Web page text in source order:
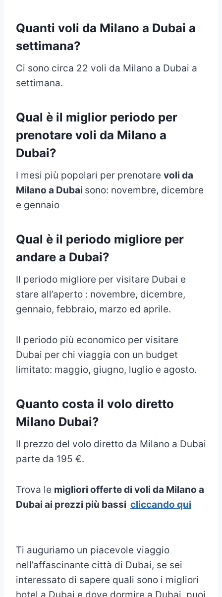
Quanti voli da Milano a Dubai a
settimana?
Ci sono circa 22 voli da Milano a Dubai a
settimana.
Qual è il miglior periodo per
prenotare voli da Milano a
Dubai?
I mesi più popolari per prenotare voli da
Milano a Dubai sono: novembre, dicembre
e gennaio
Qual è il periodo migliore per
andare a Dubai?
Il periodo migliore per visitare Dubai e
stare all’aperto : novembre, dicembre,
gennaio, febbraio, marzo ed aprile.
Il periodo più economico per visitare
Dubai per chi viaggia con un budget
limitato: maggio, giugno, luglio e agosto.
Quanto costa il volo diretto
Milano Dubai?
Il prezzo del volo diretto da Milano a Dubai
parte da 195 €.
Trova le migliori offerte di voli da Milano a
Dubai ai prezzi più bassi cliccando qui
Ti auguriamo un piacevole viaggio
nell’affascinante città di Dubai, se sei
interessato di sapere quali sono i migliori